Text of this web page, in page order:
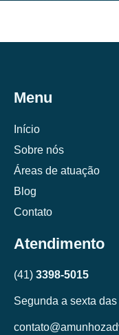
Menu
Início
Sobre nós
Áreas de atuação
Blog
Contato
Atendimento
(41) 3398-5015
Segunda a sexta das